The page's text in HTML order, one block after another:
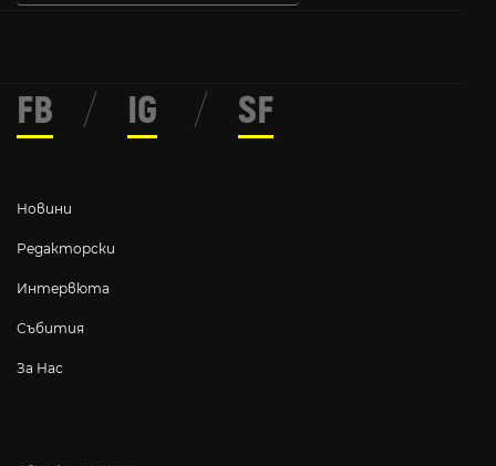
Новини
Редакторски
Интервюта
Събития
За Нас
FB / IG / SF